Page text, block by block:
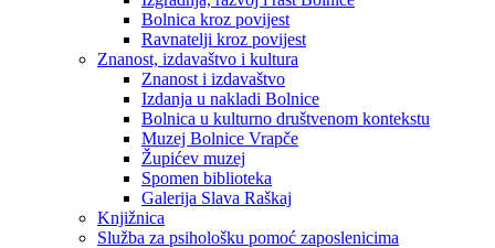
Bolnica kroz povijest
Ravnatelji kroz povijest
Znanost, izdavaštvo i kultura
Znanost i izdavaštvo
Izdanja u nakladi Bolnice
Bolnica u kulturno društvenom kontekstu
Muzej Bolnice Vrapče
Župićev muzej
Spomen biblioteka
Galerija Slava Raškaj
Knjižnica
Služba za psihološku pomoć zaposlenicima